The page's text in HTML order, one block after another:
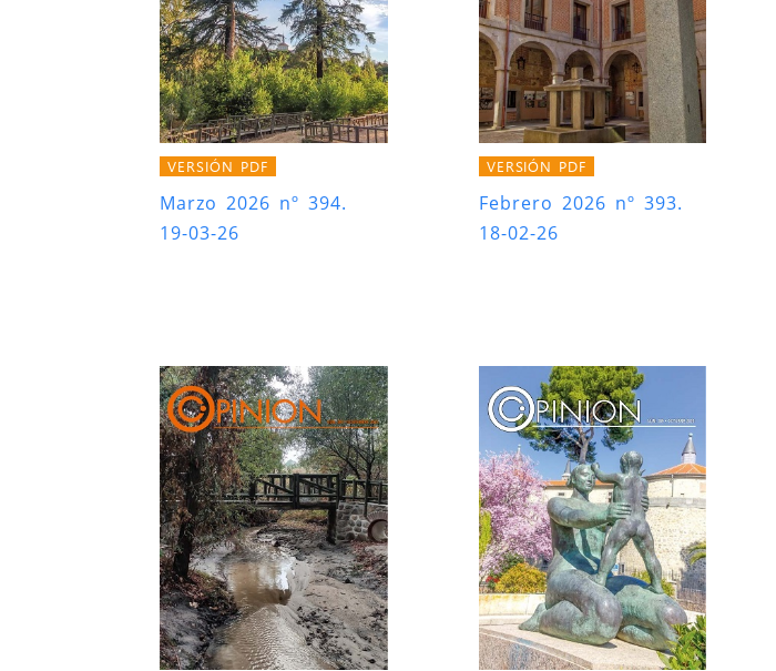
VERSIÓN PDF
Marzo 2026 nº 394.
19-03-26
VERSIÓN PDF
Febrero 2026 nº 393.
18-02-26